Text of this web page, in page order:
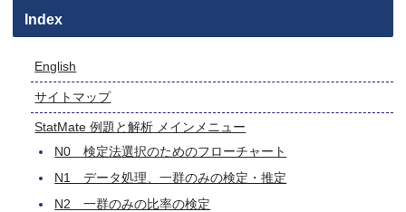
Index
English
サイトマップ
StatMate 例題と解析 メインメニュー
N0 検定法選択のためのフローチャート
N1 データ処理、一群のみの検定・推定
N2 一群のみの比率の検定